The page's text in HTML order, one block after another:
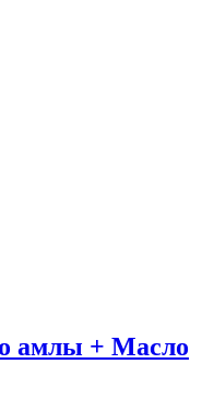
амлы + Масло